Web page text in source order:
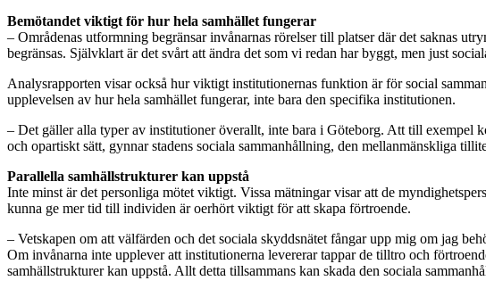
Bemötandet viktigt för hur hela samhället fungerar
– Områdenas utformning begränsar invånarnas rörelser till platser där det saknas
begränsas. Självklart är det svårt att ändra det som vi redan har byggt, men just
Analysrapporten visar också hur viktigt institutionernas funktion är för social
upplevelsen av hur hela samhället fungerar, inte bara den specifika institutionen.
– Det gäller alla typer av institutioner överallt, inte bara i Göteborg. Att till exempel
och opartiskt sätt, gynnar stadens sociala sammanhållning, den mellanmänskliga
Parallella samhällstrukturer kan uppstå
Inte minst är det personliga mötet viktigt. Vissa mätningar visar att de
kunna ge mer tid till individen är oerhört viktigt för att skapa förtroende.
– Vetskapen om att välfärden och det sociala skyddsnätet fångar upp mig om jag
Om invånarna inte upplever att institutionerna levererar tappar de tilltro och
samhällstrukturer kan uppstå. Allt detta tillsammans kan skada den sociala